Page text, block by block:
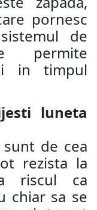
pornesc
de
permite
in timpul
luneta
de cea
rezista la
riscul ca
chiar sa se